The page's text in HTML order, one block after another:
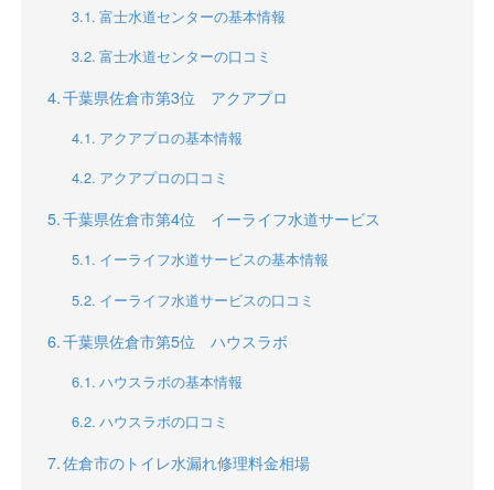
富士水道センターの基本情報
富士水道センターの口コミ
千葉県佐倉市第3位 アクアプロ
アクアプロの基本情報
アクアプロの口コミ
千葉県佐倉市第4位 イーライフ水道サービス
イーライフ水道サービスの基本情報
イーライフ水道サービスの口コミ
千葉県佐倉市第5位 ハウスラボ
ハウスラボの基本情報
ハウスラボの口コミ
佐倉市のトイレ水漏れ修理料金相場